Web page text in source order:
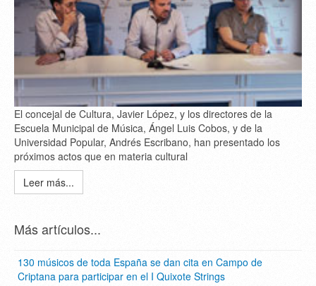
El concejal de Cultura, Javier López, y los directores de la
Escuela Municipal de Música, Ángel Luis Cobos, y de la
Universidad Popular, Andrés Escribano, han presentado los
próximos actos que en materia cultural
Leer más...
Más artículos...
130 músicos de toda España se dan cita en Campo de
Criptana para participar en el I Quixote Strings